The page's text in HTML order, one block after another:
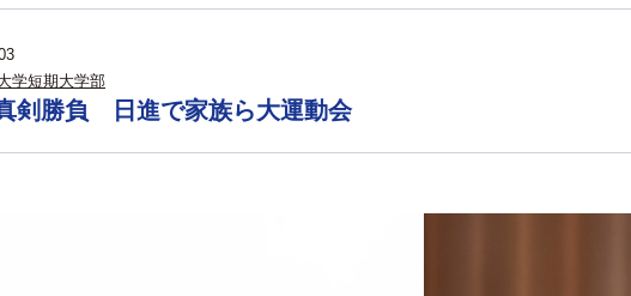
学短期大学部
剣勝負 日進で家族ら大運動会